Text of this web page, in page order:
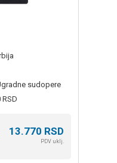
sudopere
RSD
13.770 RSD
PDV uklj.